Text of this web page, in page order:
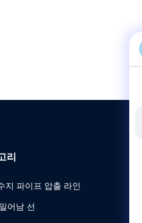
리
지 파이프 압출 라인
어남 선